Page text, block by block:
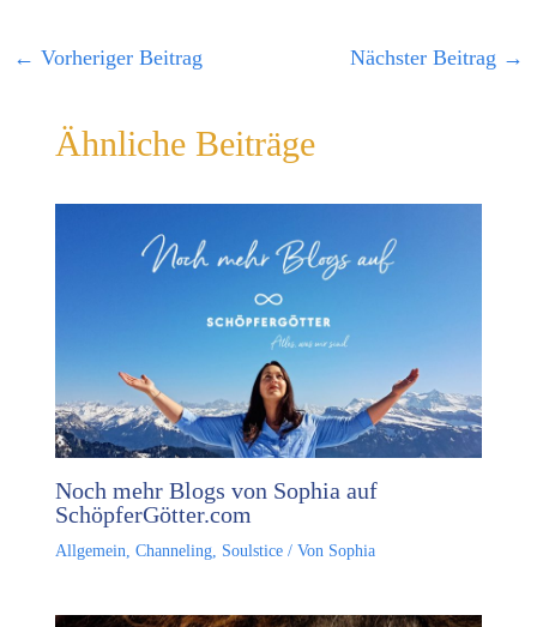
← Vorheriger Beitrag Nächster Beitrag →
Ähnliche Beiträge
Noch mehr Blogs von Sophia auf
SchöpferGötter.com
Allgemein Channeling, Soulstice/ Von Sophia